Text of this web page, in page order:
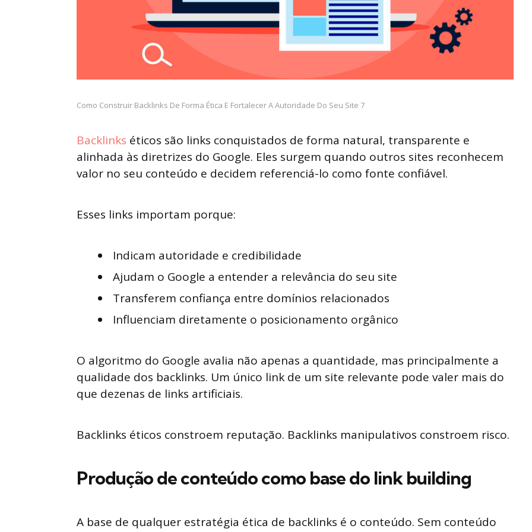
Como Construir Backlinks De Forma Ética E Fortalecer A Autoridade Do Seu Site 7
Backlinks éticos são links conquistados de forma natural, transparente e
alinhada às diretrizes do Google. Eles surgem quando outros sites reconhecem
valor no seu conteúdo e decidem referenciá-lo como fonte confiável.
Esses links importam porque:
Indicam autoridade e credibilidade
Ajudam o Google a entender a relevância do seu site
Transferem confiança entre domínios relacionados
Influenciam diretamente o posicionamento orgânico
O algoritmo do Google avalia não apenas a quantidade, mas principalmente a
qualidade dos backlinks. Um único link de um site relevante pode valer mais do
que dezenas de links artificiais.
Backlinks éticos constroem reputação. Backlinks manipulativos constroem risco.
Produção de conteúdo como base do link building
A base de qualquer estratégia ética de backlinks é o conteúdo. Sem conteúdo